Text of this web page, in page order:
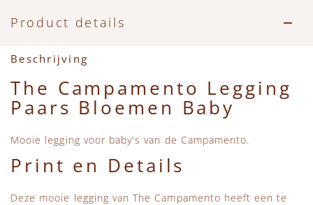
Tassen
Verzorgingsproducten
Beren
+1 in the family
New Balance
Piupiuchick
Play Up
Product details
Beschrijving
The Campamento Legging
Paars Bloemen Baby
Mooie legging voor baby's van de Campamento.
Print en Details
Deze mooie legging van The Campamento heeft een te